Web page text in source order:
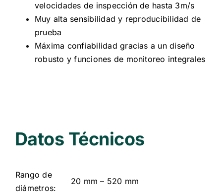
velocidades de inspección de hasta 3m/s
Muy alta sensibilidad y reproducibilidad de
prueba
Máxima confiabilidad gracias a un diseño
robusto y funciones de monitoreo integrales
Datos Técnicos
Rango de
diámetros:
20 mm – 520 mm